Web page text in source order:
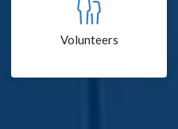
Volunteers